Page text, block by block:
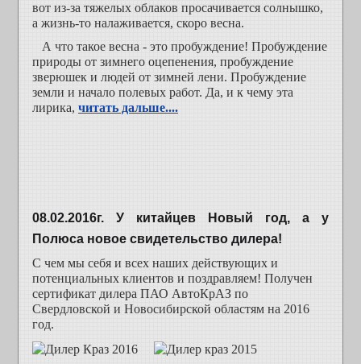
вот из-за тяжелых облаков просачивается солнышко,
а жизнь-то налаживается, скоро весна.
А что такое весна - это пробуждение! Пробуждение
природы от зимнего оцепенения, пробуждение
зверюшек и людей от зимней лени. Пробуждение
земли и начало полевых работ. Да, и к чему эта
лирика, читать дальше....
08.02.2016г. У китайцев Новый год, а у
Полюса новое свидетельство дилера!
С чем мы себя и всех наших действующих и
потенциальных клиентов и поздравляем! Получен
сертификат дилера ПАО АвтоКрАЗ по
Свердловской и Новосибирской областям на 2016
год.